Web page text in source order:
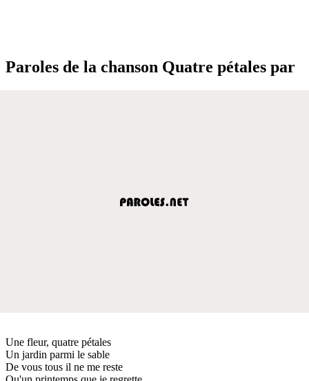
Paroles de la chanson Quatre pétales par
Une fleur, quatre pétales
Un jardin parmi le sable
De vous tous il ne me reste